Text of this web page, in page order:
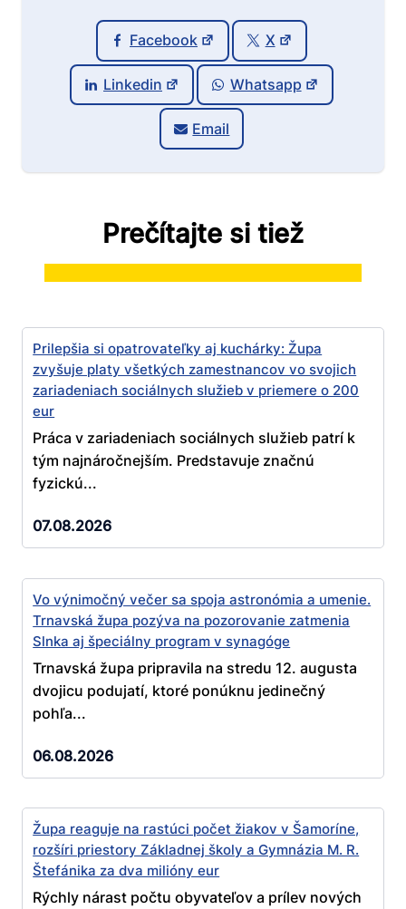
Facebook X
Linkedin Whatsapp
Email
Prečítajte si tiež
Prilepšia si opatrovateľky aj kuchárky: Župa
zvyšuje platy všetkých zamestnancov vo svojich
zariadeniach sociálnych služieb v priemere o 200
eur
Práca v zariadeniach sociálnych služieb patrí k
tým najnáročnejším. Predstavuje značnú
fyzickú...
07.08.2026
Vo výnimočný večer sa spoja astronómia a umenie.
Trnavská župa pozýva na pozorovanie zatmenia
Slnka aj špeciálny program v synagóge
Trnavská župa pripravila na stredu 12. augusta
dvojicu podujatí, ktoré ponúknu jedinečný
pohľa...
06.08.2026
Župa reaguje na rastúci počet žiakov v Šamoríne,
rozšíri priestory Základnej školy a Gymnázia M. R.
Štefánika za dva milióny eur
Rýchly nárast počtu obyvateľov a prílev nových